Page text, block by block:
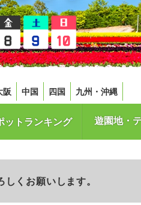
阪 中国 四国 九州・沖縄
ットランキング 遊園地・
くお願いします。